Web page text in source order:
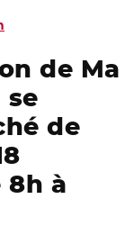
de Ma
se
de
8h à